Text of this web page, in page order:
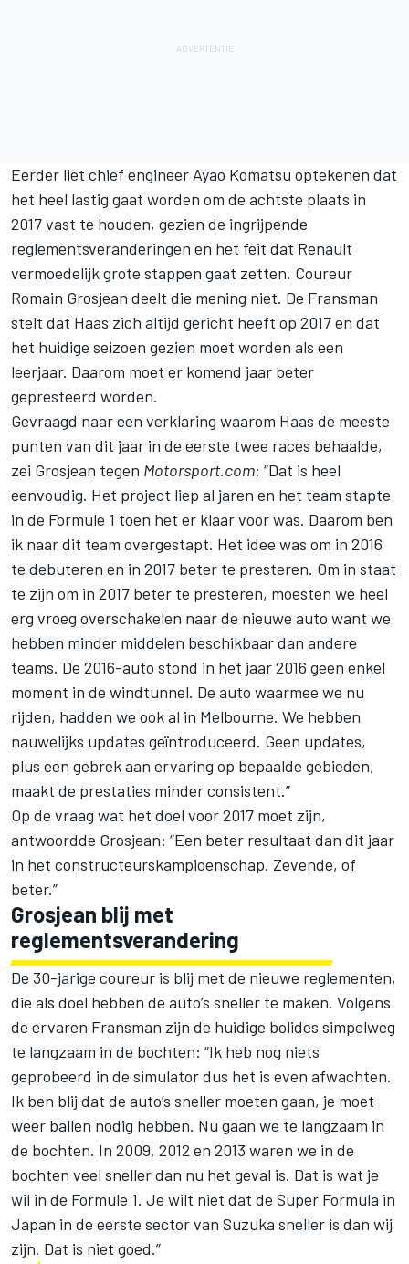
Eerder liet chief engineer Ayao Komatsu optekenen dat
het heel lastig gaat worden om de achtste plaats in
2017 vast te houden, gezien de ingrijpende
reglementsveranderingen en het feit dat Renault
vermoedelijk grote stappen gaat zetten. Coureur
Romain Grosjean deelt die mening niet. De Fransman
stelt dat Haas zich altijd gericht heeft op 2017 en dat
het huidige seizoen gezien moet worden als een
leerjaar. Daarom moet er komend jaar beter
gepresteerd worden.
Gevraagd naar een verklaring waarom Haas de meeste
punten van dit jaar in de eerste twee races behaalde,
zei Grosjean tegen Motorsport.com: “Dat is heel
eenvoudig. Het project liep al jaren en het team stapte
in de Formule 1 toen het er klaar voor was. Daarom ben
ik naar dit team overgestapt. Het idee was om in 2016
te debuteren en in 2017 beter te presteren. Om in staat
te zijn om in 2017 beter te presteren, moesten we heel
erg vroeg overschakelen naar de nieuwe auto want we
hebben minder middelen beschikbaar dan andere
teams. De 2016-auto stond in het jaar 2016 geen enkel
moment in de windtunnel. De auto waarmee we nu
rijden, hadden we ook al in Melbourne. We hebben
nauwelijks updates geïntroduceerd. Geen updates,
plus een gebrek aan ervaring op bepaalde gebieden,
maakt de prestaties minder consistent.”
Op de vraag wat het doel voor 2017 moet zijn,
antwoordde Grosjean: “Een beter resultaat dan dit jaar
in het constructeurskampioenschap. Zevende, of
beter.”
Grosjean blij met
reglementsverandering
De 30-jarige coureur is blij met de nieuwe reglementen,
die als doel hebben de auto’s sneller te maken. Volgens
de ervaren Fransman zijn de huidige bolides simpelweg
te langzaam in de bochten: “Ik heb nog niets
geprobeerd in de simulator dus het is even afwachten.
Ik ben blij dat de auto’s sneller moeten gaan, je moet
weer ballen nodig hebben. Nu gaan we te langzaam in
de bochten. In 2009, 2012 en 2013 waren we in de
bochten veel sneller dan nu het geval is. Dat is wat je
wil in de Formule 1. Je wilt niet dat de Super Formula in
Japan in de eerste sector van Suzuka sneller is dan wij
zijn. Dat is niet goed.”